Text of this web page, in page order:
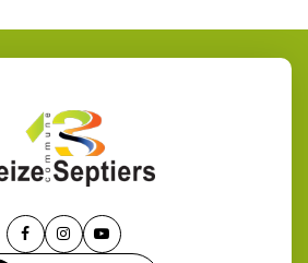
Lien Lien Lien